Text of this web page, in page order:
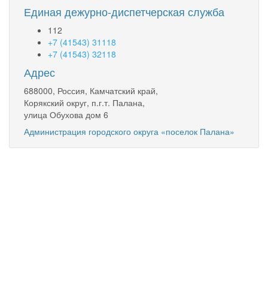
Единая дежурно-диспетчерская служба
112
+7 (41543) 31118
+7 (41543) 32118
Адрес
688000, Россия, Камчатский край,
Корякский округ, п.г.т. Палана,
улица Обухова дом 6
Администрация городского округа «поселок Палана»